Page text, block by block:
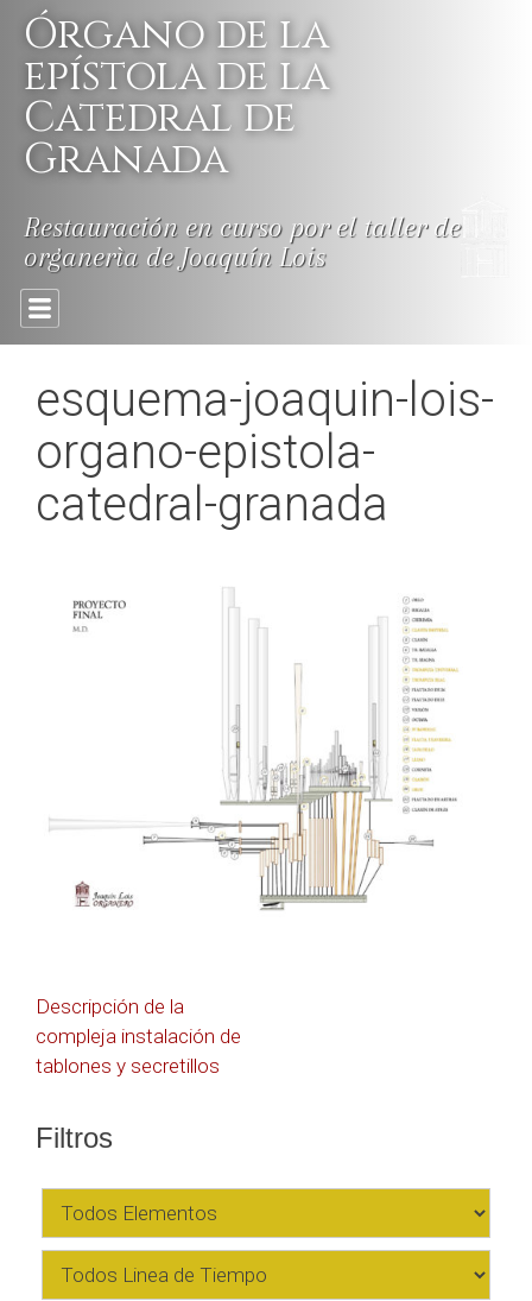
contentÓrgano de la
epístola de la
Catedral de
Granada
Restauración en curso por el taller de
organerìa de Joaquín Lois
esquema-joaquin-lois-
organo-epistola-
catedral-granada
Navegación
de
entradas
Descripción de la
compleja instalación de
tablones y secretillos
Filtros